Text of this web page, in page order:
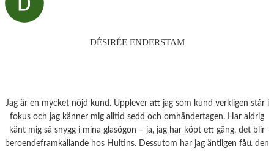
DÉSIRÉE ENDERSTAM
Jag är en mycket nöjd kund. Upplever att jag som kund verkligen står i
fokus och jag känner mig alltid sedd och omhändertagen. Har aldrig
känt mig så snygg i mina glasögon – ja, jag har köpt ett gäng, det blir
beroendeframkallande hos Hultins. Dessutom har jag äntligen fått den